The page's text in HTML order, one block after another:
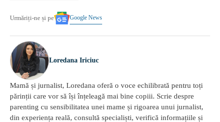
Urmăriți-ne și pe Google News
Loredana Iriciuc
Mamă și jurnalist, Loredana oferă o voce echilibrată pentru toți
părinții care vor să își înțeleagă mai bine copiii. Scrie despre
parenting cu sensibilitatea unei mame și rigoarea unui jurnalist,
din experiența reală, consultă specialiști, verifică informațiile și